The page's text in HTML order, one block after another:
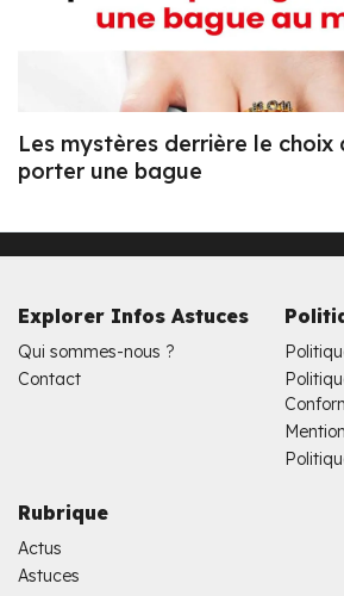
Les mystères derrière le
porter une bague
Explorer Infos Astuces
Qui sommes-nous ?
Contact
Rubrique
Actus
Astuces